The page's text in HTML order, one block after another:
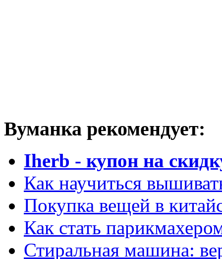
Вуманка рекомендует:
Iherb - купон на
Как научиться
Покупка вещей в
Как стать
Стиральная машина: